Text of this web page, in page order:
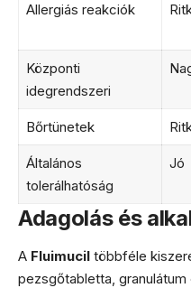
Allergiás reakciók
Központi
idegrendszeri
Bőrtünetek
Általános
tolerálhatóság
Jó
Adagolás és
A Fluimucil többféle
pezsgőtabletta,